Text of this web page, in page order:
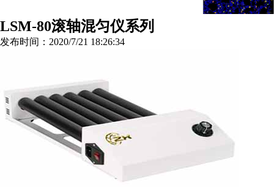
LSM-80滚轴混匀仪系列
发布时间：2020/7/21 18:26:34